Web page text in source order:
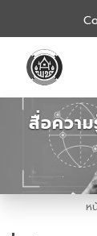
สื่อควา
ห